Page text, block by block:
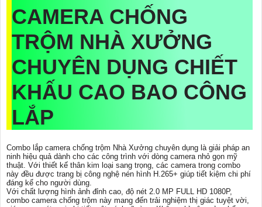
CAMERA CHỐNG
TRỘM NHÀ XƯỞNG
CHUYÊN DỤNG CHIẾT
KHẤU CAO BAO CÔNG
LẮP
Combo lắp camera chống trộm Nhà Xưởng chuyên dụng là giải pháp an
ninh hiệu quả dành cho các công trình với dòng camera nhỏ gọn mỹ
thuật. Với thiết kế thân kim loại sang trọng, các camera trong combo
này đều được trang bị công nghệ nén hình H.265+ giúp tiết kiệm chi phí
đáng kể cho người dùng.
Với chất lượng hình ảnh đỉnh cao, độ nét 2.0 MP FULL HD 1080P,
combo camera chống trộm này mang đến trải nghiệm thị giác tuyệt vời,